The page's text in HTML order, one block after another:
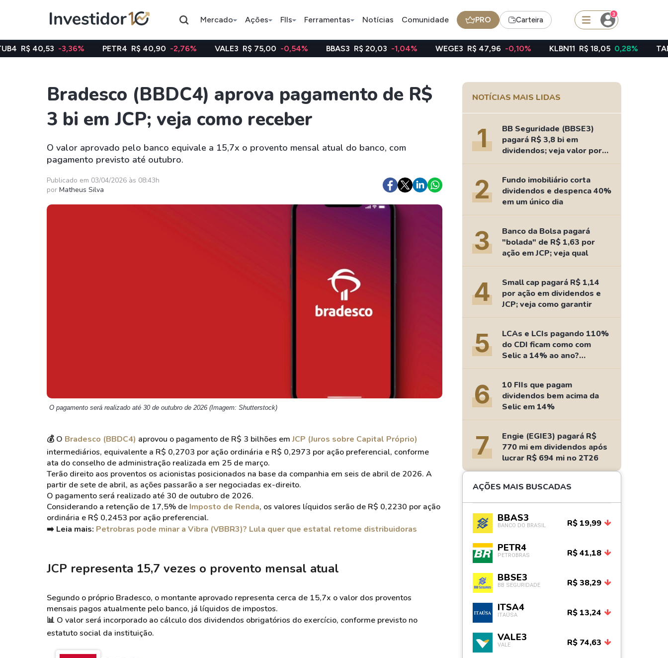
Mercado Ações FIIs Ferramentas Notícias Comunidade PRO Carteira
3
Assuntos do momento
Índice
Ibovespa
Ação
Petrobras
Ação
Bradesco Dividendos
Ações
Taesa
Itausa
FIIs
XPML11
Amazon
Ver todos
Criptomoedas
Bitcoin
Ethereum
Binance Coin - BNB
Ideias
Agenda de Dividendos
Radar do Dividendo Inteligente
As Ações Mais Buscadas
Guia do Iniciante
-3,36% PETR4 R$ 40,90 -2,76% VALE3 R$ 75,00 -0,54% BBAS3 R$ 20,03 -1,04% WEGE3 R$ 47,96 -0,10% KLBN11 R$ 18,05 0,28% TAEE11 R$
Bradesco (BBDC4) aprova pagamento de R$
3 bi em JCP; veja como receber
O valor aprovado pelo banco equivale a 15,7x o provento mensal atual do banco, com
pagamento previsto até outubro.
Publicado em 03/04/2026 às 08:43h
por Matheus Silva
O pagamento será realizado até 30 de outubro de 2026 (Imagem: Shutterstock)
💰 O Bradesco (BBDC4) aprovou o pagamento de R$ 3 bilhões emJCP (Juros sobre Capital Próprio)
intermediários, equivalente a R$ 0,2703 por ação ordinária e R$ 0,2973 por ação preferencial, conforme
ata do conselho de administração realizada em 25 de março.
Terão direito aos proventos os acionistas posicionados na base da companhia em seis de abril de 2026. A
partir de sete de abril, as ações passarão a ser negociadas ex-direito.
O pagamento será realizado até 30 de outubro de 2026.
Considerando a retenção de 17,5% de Imposto de Renda, os valores líquidos serão de R$ 0,2230 por ação
ordinária e R$ 0,2453 por ação preferencial.
➡️ Leia mais: Petrobras pode minar a Vibra (VBBR3)? Lula quer que estatal retome distribuidoras
JCP representa 15,7 vezes o provento mensal atual
Segundo o próprio Bradesco, o montante aprovado representa cerca de 15,7x o valor dos proventos
mensais pagos atualmente pelo banco, já líquidos de impostos.
📊 O valor será incorporado ao cálculo dos dividendos obrigatórios do exercício, conforme previsto no
estatuto social da instituição.
NOTÍCIAS MAIS LIDAS
1
BB Seguridade (BBSE3)
pagará R$ 3,8 bi em
dividendos; veja valor por
ação
2
Fundo imobiliário corta
dividendos e despenca 40%
em um único dia
3
Banco da Bolsa pagará
"bolada" de R$ 1,63 por
ação em JCP; veja qual
4
Small cap pagará R$ 1,14
por ação em dividendos e
JCP; veja como garantir
5
LCAs e LCIs pagando 110%
do CDI ficam como com
Selic a 14% ao ano?
Fizemos as contas
6
10 FIIs que pagam
dividendos bem acima da
Selic em 14%
7
Engie (EGIE3) pagará R$
770 mi em dividendos após
lucrar R$ 694 mi no 2T26
AÇÕES MAIS BUSCADAS
BBAS3
BANCO DO BRASIL R$ 19,99
PETR4
PETROBRAS R$ 41,18
BBSE3
BB SEGURIDADE R$ 38,29
ITSA4
ITAÚSA R$ 13,24
VALE3
VALE R$ 74,63